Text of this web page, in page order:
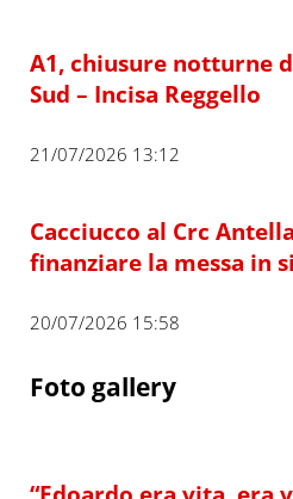
A1, chiusure notturne
Sud – Incisa Reggello
21/07/2026 13:12
Cacciucco al Crc
finanziare la messa in
20/07/2026 15:58
Foto gallery